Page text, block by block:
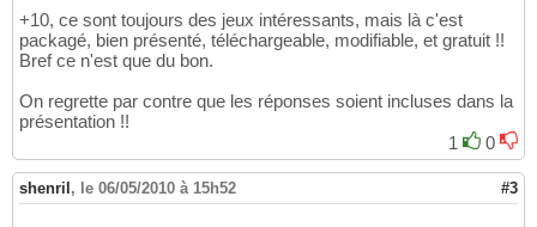
+10, ce sont toujours des jeux intéressants, mais là c'est
packagé, bien présenté, téléchargeable, modifiable, et gratuit !!
Bref ce n'est que du bon.
On regrette par contre que les réponses soient incluses dans la
présentation !!
1
0
shenril , le 06/05/2010 à 15h52 #3